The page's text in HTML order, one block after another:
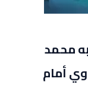
محمد
أمام